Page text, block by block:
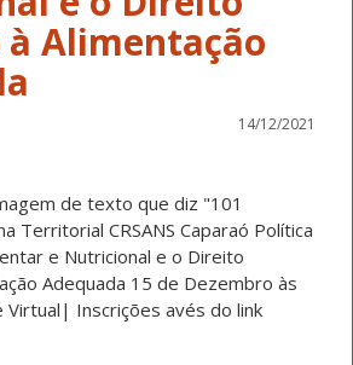
Alimentação
14/12/2021